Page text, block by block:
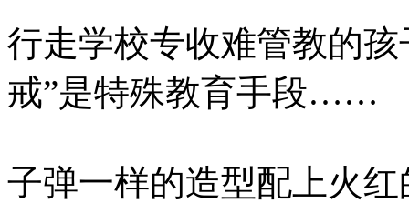
行走学校专收难管教的
戒”是特殊教育手段……
子弹一样的造型配上火